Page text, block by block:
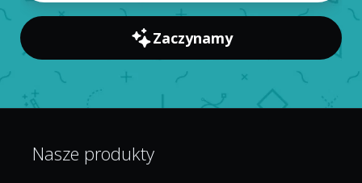
Zaczynamy
Nasze produkty